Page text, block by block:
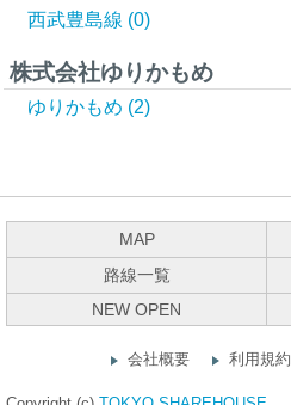
西武豊島線 (0)
株式会社ゆりかもめ
ゆりかもめ (2)
MAP
路線一覧
NEW OPEN
会社概要 利用規約